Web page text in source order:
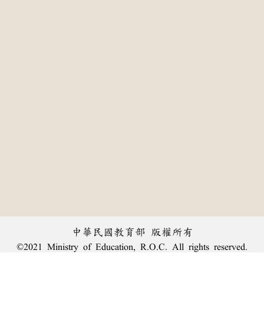
中華民國教育部 版權所有
©2021 Ministry of Education, R.O.C. All rights reserved.